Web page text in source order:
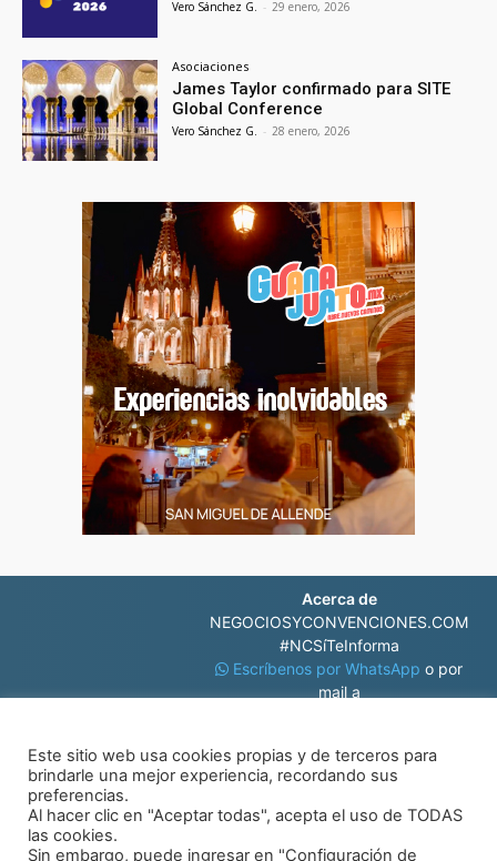
Vero Sánchez G. - 29 enero, 2026
Asociaciones
James Taylor confirmado para SITE
Global Conference
Vero Sánchez G. - 28 enero, 2026
Acerca de
NEGOCIOSYCONVENCIONES.COM
#NCSíTeInforma
Escríbenos por WhatsAppo por
mail a
Este sitio web usa cookies propias y de terceros para
brindarle una mejor experiencia, recordando sus
preferencias.
Al hacer clic en "Aceptar todas", acepta el uso de TODAS
las cookies.
Sin embargo, puede ingresar en "Configuración de